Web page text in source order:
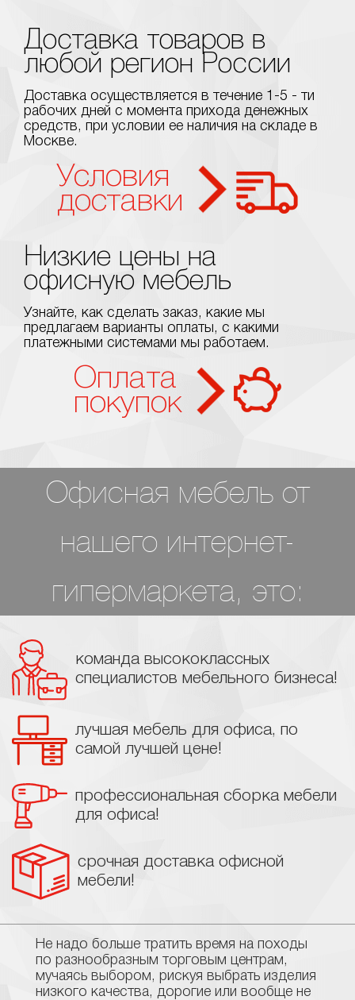
Доставка товаров в
любой регион России
Доставка осуществляется в течение 1-5 - ти
рабочих дней с момента прихода денежных
средств, при условии ее наличия на складе в
Москве.
Условия
доставки
Низкие цены на
офисную мебель
Узнайте, как сделать заказ, какие мы
предлагаем варианты оплаты, с какими
платежными системами мы работаем.
Оплата
покупок
Офисная мебель от
нашего интернет-
гипермаркета, это:
команда высококлассных
специалистов мебельного бизнеса!
лучшая мебель для офиса, по
самой лучшей цене!
профессиональная сборка мебели
для офиса!
срочная доставка офисной
мебели!
Не надо больше тратить время на походы
по разнообразным торговым центрам,
мучаясь выбором, рискуя выбрать изделия
низкого качества, дорогие или вообще не